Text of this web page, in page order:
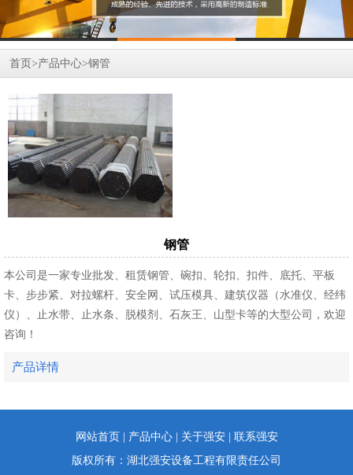
首页 >产品中心>钢管
钢管
本公司是一家专业批发、租赁钢管、碗扣、轮扣、扣件、底托、平板
卡、步步紧、对拉螺杆、安全网、试压模具、建筑仪器（水准仪、经纬
仪）、止水带、止水条、脱模剂、石灰王、山型卡等的大型公司，欢迎
咨询！
产品详情
网站首页 产品中心| 关于强安| 联系强安
版权所有：湖北强安设备工程有限责任公司